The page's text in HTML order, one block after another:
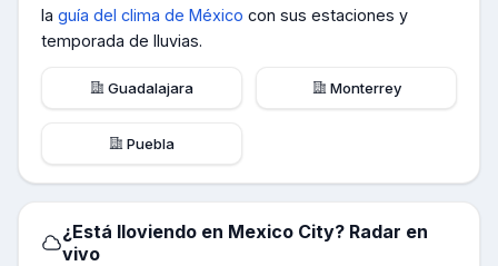
la guía del clima de México con sus estaciones y
temporada de lluvias.
Guadalajara Monterrey
Puebla
¿Está lloviendo en Mexico City? Radar en
vivo